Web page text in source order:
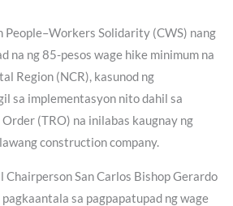
People–Workers Solidarity (CWS) nang
na ng 85-pesos wage hike minimum na
Region (NCR), kasunod ng
sa implementasyon nito dahil sa
(TRO) na inilabas kaugnay ng
construction company.
Chairperson San Carlos Bishop Gerardo
sa pagpapatupad ng wage